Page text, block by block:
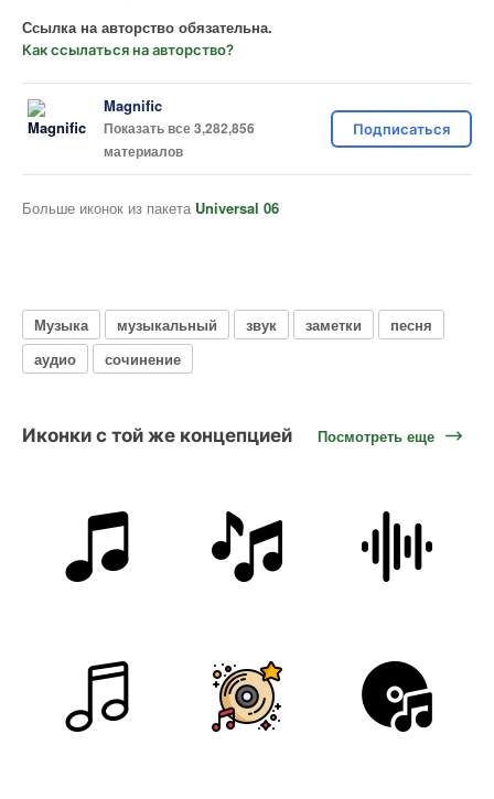
Ссылка на авторство обязательна.
Как ссылаться на авторство?
Magnific
Показать все 3,282,856
материалов
Подписаться
Больше иконок из пакета Universal 06
Музыка музыкальный звук заметки
песня
аудио
сочинение
Иконки с той же концепцией Посмотреть еще